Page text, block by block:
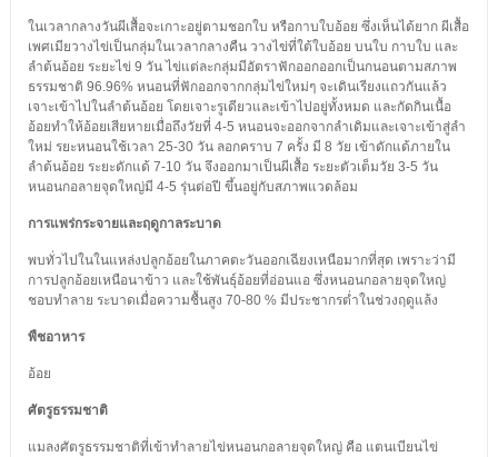
ในเวลากลางวันผีเสื้อจะเกาะอยู่ตามชอกใบ หรือกาบใบอ้อย ซึ่งเห็นได้ยาก ผีเสื้อ
เพศเมียวางไข่เป็นกลุ่มในเวลากลางคืน วางไข่ที่ใต้ใบอ้อย บนใบ กาบใบ และ
ลำต้นอ้อย ระยะไข่ 9 วัน ไข่แต่ละกลุ่มมีอัตราฟักออกออกเป็นกนอนตามสภาพ
ธรรมชาติ 96.96% หนอนที่ฟักออกจากกลุ่มไข่ใหม่ๆ จะเดินเรียงแถวกันแล้ว
เจาะเข้าไปในลำต้นอ้อย โดยเจาะรูเดียวและเข้าไปอยู่ทั้งหมด และกัดกินเนื้อ
อ้อยทำให้อ้อยเสียหายเมื่อถึงวัยที่ 4-5 หนอนจะออกจากลำเดิมและเจาะเข้าสู่ลำ
ใหม่ รยะหนอนใช้เวลา 25-30 วัน ลอกคราบ 7 ครั้ง มี 8 วัย เข้าดักแด้ภายใน
ลำต้นอ้อย ระยะดักแด้ 7-10 วัน จึงออกมาเป็นผีเสื้อ ระยะตัวเต็มวัย 3-5 วัน
หนอนกอลายจุดใหญ่มี 4-5 รุ่นต่อปี ขึ้นอยู่กับสภาพแวดล้อม
การแพร่กระจายและฤดูกาลระบาด
พบทั่วไปในในแหล่งปลูกอ้อยในภาคตะวันออกเฉียงเหนือมากที่สุด เพราะว่ามี
การปลูกอ้อยเหนือนาข้าว และใช้พันธุ์อ้อยที่อ่อนแอ ซึ่งหนอนกอลายจุดใหญ่
ชอบทำลาย ระบาดเมื่อความชื้นสูง 70-80 % มีประชากรต่ำในช่วงฤดูแล้ง
พืชอาหาร
อ้อย
ศัตรูธรรมชาติ
แมลงศัตรูธรรมชาติที่เข้าทำลายไข่หนอนกอลายจุดใหญ่ คือ แตนเบียนไข่